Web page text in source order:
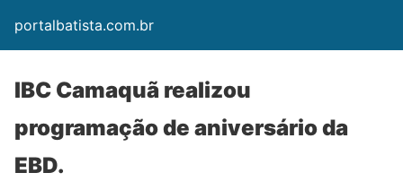
portalbatista.com.br
IBC Camaquã realizou
programação de aniversário da
EBD.